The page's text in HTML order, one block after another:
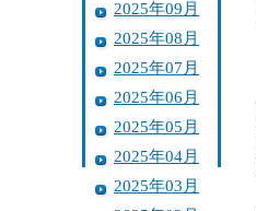
2025年09月
2025年08月
2025年07月
2025年06月
2025年05月
2025年04月
2025年03月